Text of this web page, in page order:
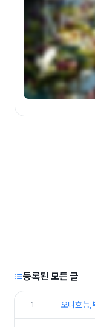
등록된 모든 글
1 오디효능,